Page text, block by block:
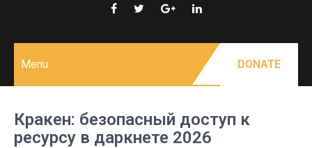
Menu DONATE
Кракен: безопасный доступ к
ресурсу в даркнете 2026